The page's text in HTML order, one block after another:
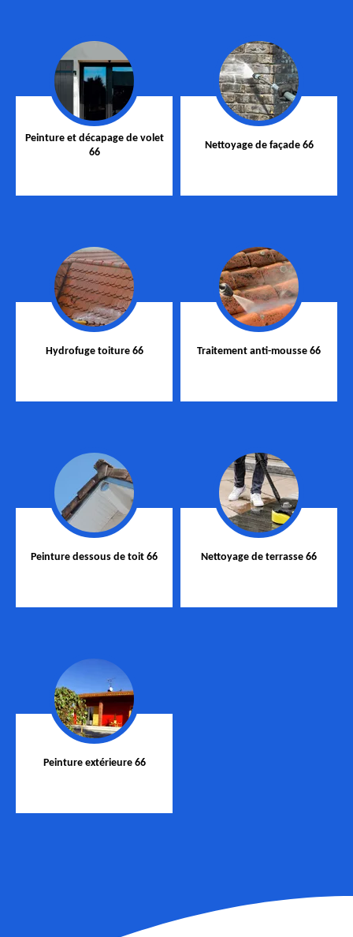
Peinture et décapage de volet
66
Nettoyage de façade 66
Hydrofuge toiture 66 Traitement anti-mousse 66
Peinture dessous de toit 66 Nettoyage de terrasse 66
Peinture extérieure 66